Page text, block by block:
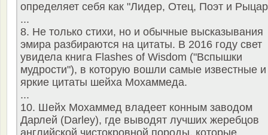
определяет себя как "Лидер, Отец, Поэт и
...
8. Не только стихи, но и обычные высказывания
эмира разбираются на цитаты. В 2016 году свет
увидела книга Flashes of Wisdom ("Вспышки
мудрости"), в которую вошли самые известные и
яркие цитаты шейха Мохаммеда.
...
10. Шейх Мохаммед владеет конным заводом
Дарлей (Darley), где выводят лучших жеребцов